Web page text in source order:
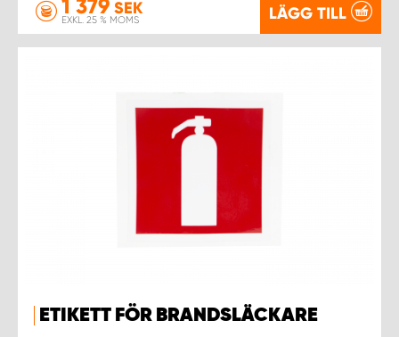
1 379 SEK
EXKL. 25 % MOMS LÄGG TILL
ETIKETT FÖR BRANDSLÄCKARE